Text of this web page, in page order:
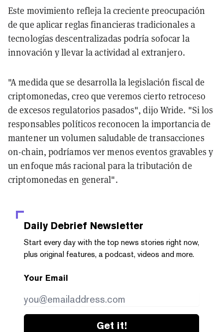
Este movimiento refleja la creciente preocupación
de que aplicar reglas financieras tradicionales a
tecnologías descentralizadas podría sofocar la
innovación y llevar la actividad al extranjero.
"A medida que se desarrolla la legislación fiscal de
criptomonedas, creo que veremos cierto retroceso
de excesos regulatorios pasados", dijo Wride. "Si los
responsables políticos reconocen la importancia de
mantener un volumen saludable de transacciones
on-chain, podríamos ver menos eventos gravables y
un enfoque más racional para la tributación de
criptomonedas en general".
Daily Debrief Newsletter
Start every day with the top news stories right now,
plus original features, a podcast, videos and more.
Your Email
Get it!